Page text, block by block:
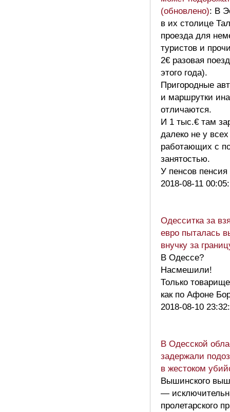
(обновлено): В
в их столице
проезда для
туристов и
2€ разовая
этого года).
Пригородные
и маршрутки
отличаются.
И 1 тыс.€ там
далеко не у всех
работающих с
занятостью.
У пенсов
2018-08-11
Одесситка за
евро пыталась
внучку за
В Одессе?
Насмешили!
Только
как по Афоне
2018-08-10
В Одесской
задержали
в жестоком
Вышинского
—
пролетарского